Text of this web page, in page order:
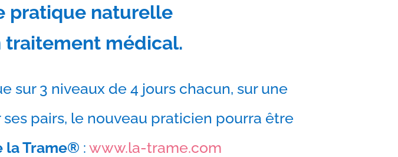
pratique naturelle
traitement médical.
sur 3 niveaux de 4 jours chacun, sur une
pairs, le nouveau praticien pourra être
la Trame® :www.la-trame.com